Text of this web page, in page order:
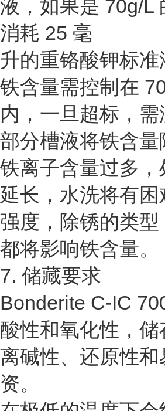
液，如果是 70g/L
消耗 25 毫
升的重铬酸钾标准
铁含量需控制在
内，一旦超标，
部分槽液将铁含量
铁离子含量过多
延长，水洗将有困
强度，除锈的类型
都将影响铁含量。
7. 储藏要求
Bonderite C-IC
酸性和氧化性，
离碱性、还原性和
资。